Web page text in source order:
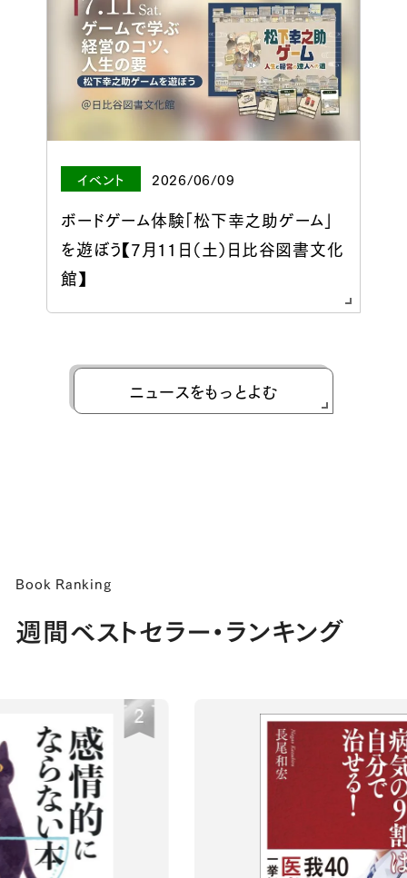
イベント 2026/06/09
ボードゲーム体験「松下幸之助ゲーム」
を遊ぼう【7月11日（土）日比谷図書文化
館】
ニュースをもっとよむ
Book Ranking
週間ベストセラー・ランキング